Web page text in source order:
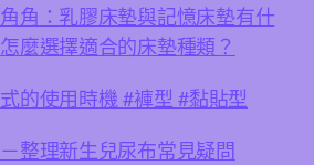
角：乳膠床墊與記憶床墊有什
麼選擇適合的床墊種類？
的使用時機 #褲型 #黏貼型
整理新生兒尿布常見疑問